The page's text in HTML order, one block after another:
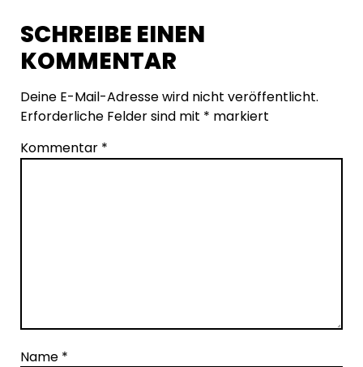
SCHREIBE EINEN
KOMMENTAR
Deine E-Mail-Adresse wird nicht veröffentlicht.
Erforderliche Felder sind mit * markiert
Kommentar *
Name *